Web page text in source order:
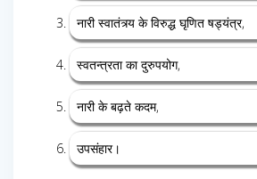
नारी स्वातंत्र्य के विरुद्ध घृणित षड्यंत्र,
स्वतन्त्रता का दुरुपयोग,
नारी के बढ़ते कदम,
उपसंहार।